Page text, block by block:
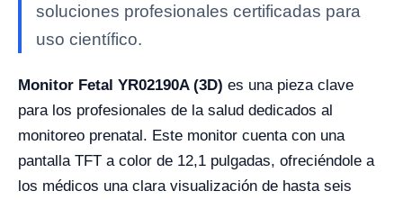
soluciones profesionales certificadas para
uso científico.
Monitor Fetal YR02190A (3D) es una pieza clave
para los profesionales de la salud dedicados al
monitoreo prenatal. Este monitor cuenta con una
pantalla TFT a color de 12,1 pulgadas, ofreciéndole a
los médicos una clara visualización de hasta seis